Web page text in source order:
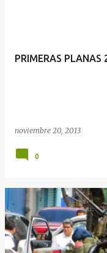
PRIMERAS PLANAS
noviembre 20, 2013
0